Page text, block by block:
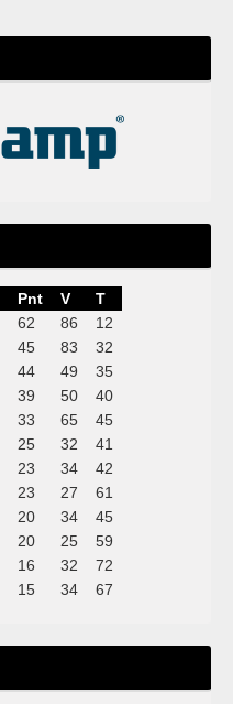
Pnt V
T
62 86
12
45 83
32
44 49
35
39 50
40
33 65
45
25 32
41
23 34
42
23 27
61
20 34
45
20 25
59
16 32
72
15 34 67